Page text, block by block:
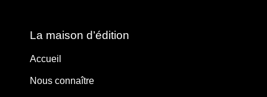
La maison d’édition
Accueil
Nous connaître